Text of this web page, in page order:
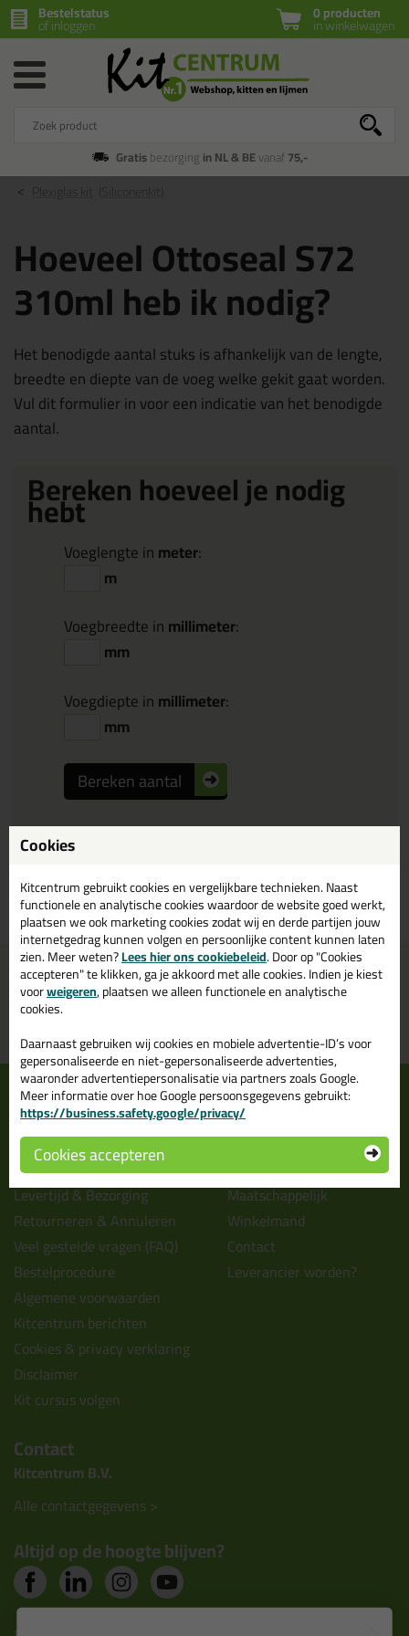
0 producten
in winkelwagen
Bestelstatus
of inloggen
Gratisbezorging in NL & BEvanaf75,-
Hoeveel Ottoseal S72
310ml heb ik nodig?
Het benodigde aantal stuks is afhankelijk van de lengte,
breedte en diepte van de voeg welke gekit gaat worden.
Vul dit formulier in voor een indicatie van het benodigde
aantal.
Bereken hoeveel je nodig
hebt
Voeglengte inmeter:
m
Voegbreedte inmillimeter:
mm
Voegdiepte inmillimeter:
mm
Bereken aantal
Bekijk product
Voor 16:00 uur besteld
morgen in huis
Gratisbezorging inNL & BE
vanaf75,-
Grootste assortiment
uit voorraad leverbaar wanneer je afhaalt
Informatie
Tips en tricks
Keuzehulpen
Acties
Levertijd & Bezorging
Retourneren & Annuleren
Veel gestelde vragen (FAQ)
Bestelprocedure
Algemene voorwaarden
Kitcentrum berichten
Cookies & privacy verklaring
Disclaimer
Kit cursus volgen
Over ons
Wie wij zijn?
Vacatures bij kitcentrum.nl
Over Kitcentrum.nl
Maatschappelijk
Winkelmand
Contact
Leverancier worden?
Contact
Kitcentrum B.V.
Alle contactgegevens >
Altijd op de hoogte blijven?
Cookies
Kitcentrum gebruikt cookies en vergelijkbare technieken. Naast
functionele en analytische cookies waardoor de website goed werkt,
plaatsen we ook marketing cookies zodat wij en derde partijen jouw
internetgedrag kunnen volgen en persoonlijke content kunnen laten
zien. Meer weten?Lees hier ons cookiebeleid. Door op "Cookies
accepteren" te klikken, ga je akkoord met alle cookies. Indien je kiest
voorweigeren, plaatsen we alleen functionele en analytische
cookies.
Daarnaast gebruiken wij cookies en mobiele advertentie-ID’s voor
gepersonaliseerde en niet-gepersonaliseerde advertenties,
waaronder advertentiepersonalisatie via partners zoals Google.
Meer informatie over hoe Google persoonsgegevens gebruikt:
https://business.safety.google/privacy/
Cookies accepteren